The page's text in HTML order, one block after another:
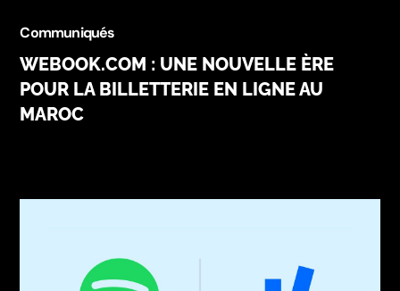
Communiqués
WEBOOK.COM : UNE NOUVELLE ÈRE
POUR LA BILLETTERIE EN LIGNE AU
MAROC